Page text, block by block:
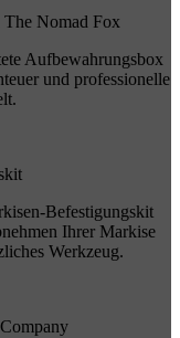
The Nomad Fox
Aufbewahrungsbox
und professionelle
Befestigungskit
Ihrer Markise
Werkzeug.